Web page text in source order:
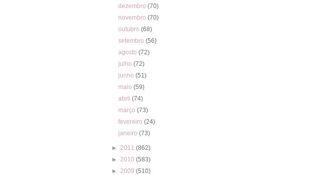
dezembro(70)
novembro(70)
outubro(68)
setembro(56)
agosto(72)
julho(72)
junho(51)
maio(59)
abril(74)
março(73)
fevereiro(24)
janeiro(73)
► 2011 (862)
► 2010 (583)
► 2009 (510)